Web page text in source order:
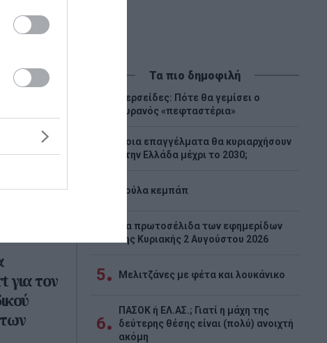
τον
Τα πιο δημοφιλή
Περσείδες: Πότε θα γεμίσει ο
ουρανός «πεφταστέρια»
Ποια επαγγέλματα θα κυριαρχήσουν
στην Ελλάδα μέχρι το 2030;
Λούλα κεμπάπ
Tα πρωτοσέλιδα των εφημερίδων
της Κυριακής 2 Αυγούστου 2026
5 Μελιτζάνες με φέτα και λουκάνικο
6
ΠΑΣΟΚ ή ΕΛ.ΑΣ.; Γιατί η μάχη της
δεύτερης θέσης είναι (πολύ) ανοιχτή
ακόμη